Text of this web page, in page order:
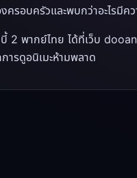
ครอบครัวและพบกว่าอะไรมีค
2 พากย์ไทย ได้ที่เว็บ
ารดูอนิเมะห้ามพลาด